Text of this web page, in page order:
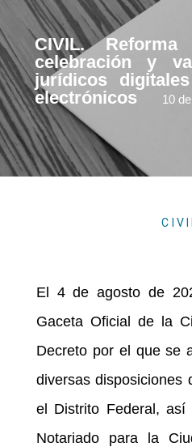
CIVIL.
celebración y
jurídicos
electrónicos
10
El 4 de agosto de
Gaceta Oficial de la
Decreto por el que se
diversas disposiciones
el Distrito Federal,
Notariado para la